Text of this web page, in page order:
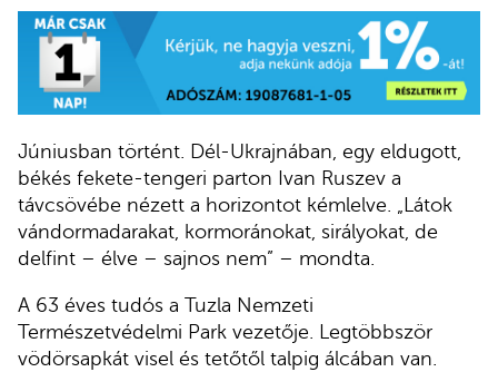
Júniusban történt. Dél-Ukrajnában, egy eldugott,
békés fekete-tengeri parton Ivan Ruszev a
távcsövébe nézett a horizontot kémlelve. „Látok
vándormadarakat, kormoránokat, sirályokat, de
delfint – élve – sajnos nem” – mondta.
A 63 éves tudós a Tuzla Nemzeti
Természetvédelmi Park vezetője. Legtöbbször
vödörsapkát visel és tetőtől talpig álcában van.